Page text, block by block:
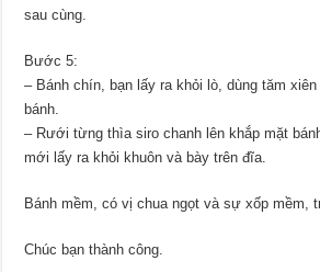
sau cùng.
Bước 5:
– Bánh chín, bạn lấy ra khỏi lò, dùng tăm
bánh.
– Rưới từng thìa siro chanh lên khắp mặt
mới lấy ra khỏi khuôn và bày trên đĩa.
Bánh mềm, có vị chua ngọt và sự xốp mềm,
Chúc bạn thành công.